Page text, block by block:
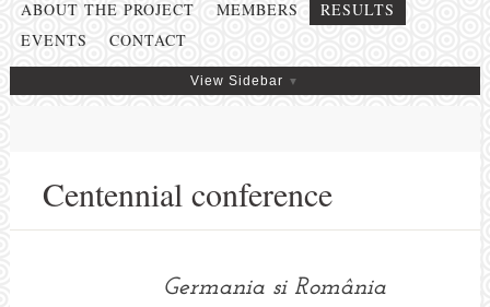
ABOUT THE PROJECT MEMBERS
RESULTS
EVENTS
CONTACT
View Sidebar
Centennial conference
Germania si România